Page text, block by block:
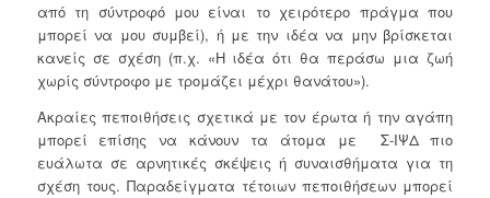
από τη σύντροφό μου είναι το χειρότερο πράγμα που
μπορεί να μου συμβεί), ή με την ιδέα να μην βρίσκεται
κανείς σε σχέση (π.χ. «Η ιδέα ότι θα περάσω μια ζωή
χωρίς σύντροφο με τρομάζει μέχρι θανάτου»).
Ακραίες πεποιθήσεις σχετικά με τον έρωτα ή την αγάπη
μπορεί επίσης να κάνουν τα άτομα με Σ-ΙΨΔ πιο
ευάλωτα σε αρνητικές σκέψεις ή συναισθήματα για τη
σχέση τους. Παραδείγματα τέτοιων πεποιθήσεων μπορεί